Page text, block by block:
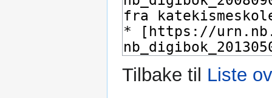
Tilbake til Liste